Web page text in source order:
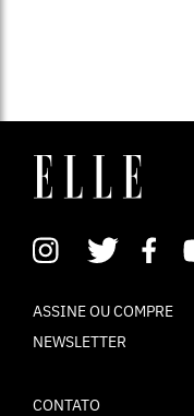
ASSINE OU COMPRE
NEWSLETTER
CONTATO